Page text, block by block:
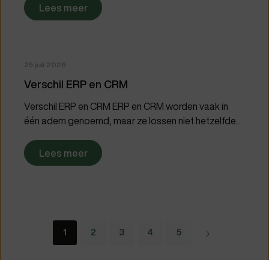
Lees meer
25 juli 2026
Verschil ERP en CRM
Verschil ERP en CRM ERP en CRM worden vaak in
één adem genoemd, maar ze lossen niet hetzelfde...
Lees meer
1 2 3 4 5 Verder